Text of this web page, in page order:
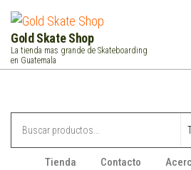
Saltar
contenido
Gold Skate Shop
La tienda mas grande de Skateboarding
en Guatemala
Tienda Contacto